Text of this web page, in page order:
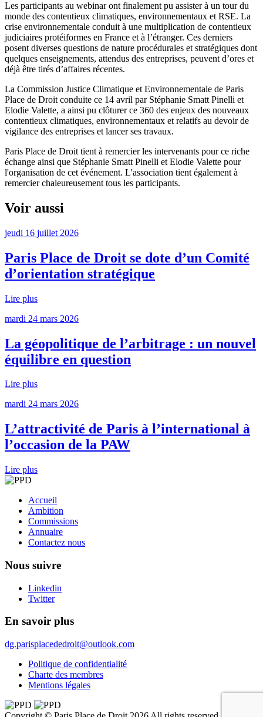
Les participants au webinar ont finalement pu assister à un tour du
monde des contentieux climatiques, environnementaux et RSE. La
crise environnementale conduit à une multiplication de contentieux
judiciaires protéiformes en France et à l’étranger. Ces derniers
posent diverses questions de nature procédurales et stratégiques dont
quelques enseignements, attendus des entreprises, peuvent d’ores et
déjà être tirés d’affaires récentes.
La Commission Justice Climatique et Environnementale de Paris
Place de Droit conduite ce 14 avril par Stéphanie Smatt Pinelli et
Elodie Valette, a ainsi pu clôturer ce 360 des enjeux des nouveaux
contentieux climatiques, environnementaux et relatifs au devoir de
vigilance des entreprises et lancer ses travaux.
Paris Place de Droit tient à remercier les intervenants pour ce riche
échange ainsi que Stéphanie Smatt Pinelli et Elodie Valette pour
l'organisation de cet événement. L'association tient également à
remercier chaleureusement tous les participants.
Voir aussi
jeudi 16 juillet 2026
Paris Place de Droit se dote d’un Comité
d’orientation stratégique
Lire plus
mardi 24 mars 2026
La géopolitique de l’arbitrage : un nouvel
équilibre en question
Lire plus
mardi 24 mars 2026
L’attractivité de Paris à l’international à
l’occasion de la PAW
Lire plus
Accueil
Ambition
Commissions
Annuaire
Contactez nous
Nous suivre
Linkedin
Twitter
En savoir plus
dg.parisplacededroit@outlook.com
Politique de confidentialité
Charte des membres
Mentions légales